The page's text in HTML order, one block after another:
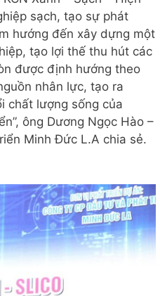
sạch, tạo sự phát
hướng đến xây dựng một
tạo lợi thế thu hút các
được định hướng theo
nhân lực, tạo ra
chất lượng sống của
ông Dương Ngọc Hào –
Minh Đức L.A chia sẻ.